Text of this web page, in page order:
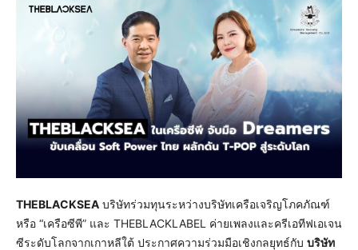
THEBLACKSEA บริษัทร่วมทุนระหว่างบริษัทเครือเจริญโภคภัณฑ์
หรือ “เครือซีพี” และ THEBLACKLABEL ค่ายเพลงและครีเอทีฟเอเจน
ซีระดับโลกจากเกาหลีใต้ ประกาศความร่วมมือเชิงกลยุทธ์กับ บริษัท